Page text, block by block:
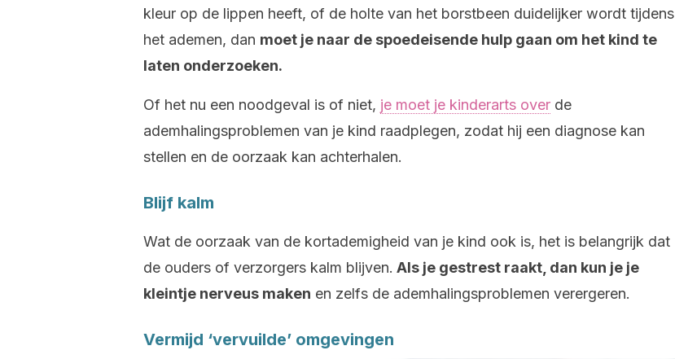
kleur op de lippen heeft, of de holte van het borstbeen duidelijker wordt tijdens
het ademen, dan moet je naar de spoedeisende hulp gaan om het kind te
laten onderzoeken.
Of het nu een noodgeval is of niet, je moet je kinderarts over de
ademhalingsproblemen van je kind raadplegen, zodat hij een diagnose kan
stellen en de oorzaak kan achterhalen.
Blijf kalm
Wat de oorzaak van de kortademigheid van je kind ook is, het is belangrijk dat
de ouders of verzorgers kalm blijven. Als je gestrest raakt, dan kun je je
kleintje nerveus maken en zelfs de ademhalingsproblemen verergeren.
Vermijd ‘vervuilde’ omgevingen